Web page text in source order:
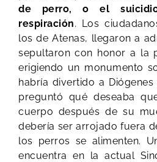
de perro, o el
respiración. Los
los de Atenas, llegaron a
sepultaron con honor a la
erigiendo un monumento
habría divertido a
preguntó qué deseaba
cuerpo después de su
debería ser arrojado fuera
los perros se alimenten.
encuentra en la actual